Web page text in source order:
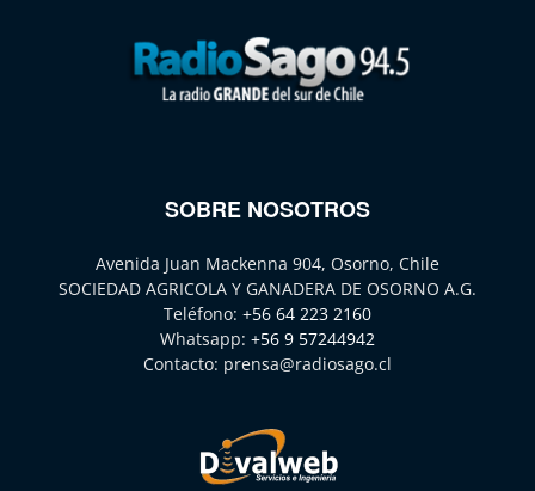
SOBRE NOSOTROS
Avenida Juan Mackenna 904, Osorno, Chile
SOCIEDAD AGRICOLA Y GANADERA DE OSORNO A.G.
Teléfono: +56 64 223 2160
Whatsapp: +56 9 57244942
Contacto: prensa@radiosago.cl